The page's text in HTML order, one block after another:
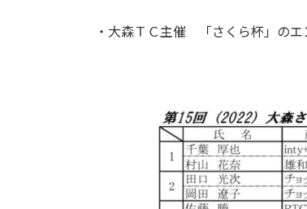
新
・大森ＴＣ主催 「さくら杯」のエ